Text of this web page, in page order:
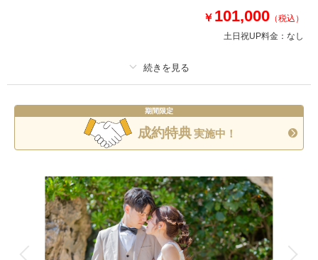
✅ウェルカムボード
撮影日：2025年8月13日
撮影場所：ザネー浜（沖縄）
￥ 101,000 （税込）
土日祝UP料金： なし
撮影料 新婦衣装1着 新郎衣装1着
ヘアメイク
衣装追加 会食 挙式
家族と撮影 家族用衣装レンタル ペットと撮影
その他含むもの
※ご予約をいただいてからサロンの空き状況を確認いたしますので状況よっ
期間限定
成約特典実施中！